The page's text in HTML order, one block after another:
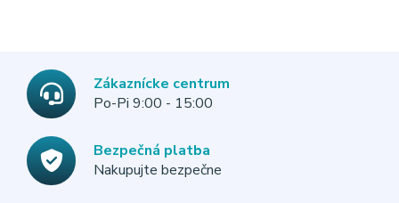
Zákaznícke centrum
Po-Pi 9:00 - 15:00
Bezpečná platba
Nakupujte bezpečne